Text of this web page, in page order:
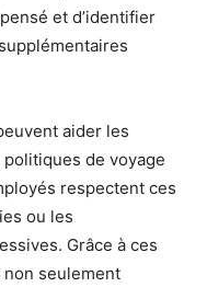
et d’identifier
aider les
de voyage
respectent ces
ou les
Grâce à ces
seulement